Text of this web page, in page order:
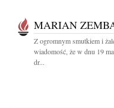
MARIAN
Z ogromnym smutkiem i
wiadomość, że w dnu 19
dr...